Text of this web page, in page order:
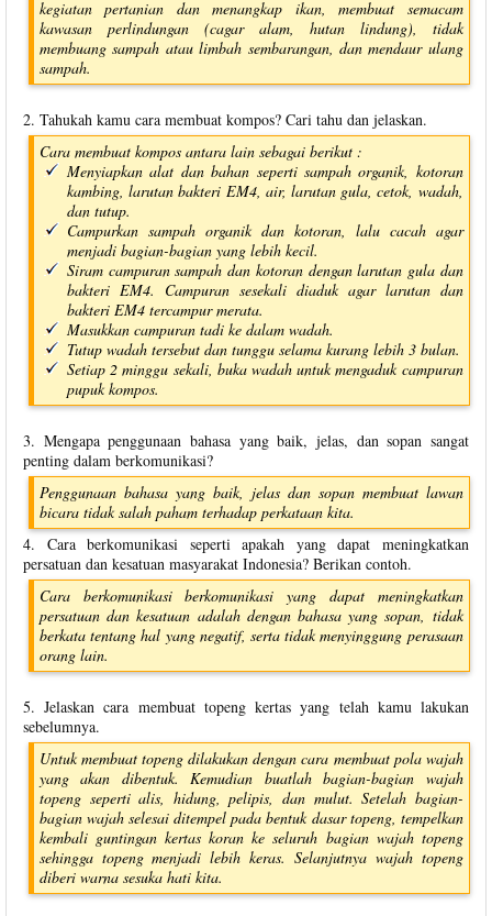
kegiatan pertanian dan menangkap ikan, membuat semacam
kawasan perlindungan (cagar alam, hutan lindung), tidak
membuang sampah atau limbah sembarangan, dan mendaur ulang
sampah.
2. Tahukah kamu cara membuat kompos? Cari tahu dan jelaskan.
Cara membuat kompos antara lain sebagai berikut :
Menyiapkan alat dan bahan seperti sampah organik, kotoran
kambing, larutan bakteri EM4, air, larutan gula, cetok, wadah,
dan tutup.
Campurkan sampah organik dan kotoran, lalu cacah agar
menjadi bagian-bagian yang lebih kecil.
Siram campuran sampah dan kotoran dengan larutan gula dan
bakteri EM4. Campuran sesekali diaduk agar larutan dan
bakteri EM4 tercampur merata.
Masukkan campuran tadi ke dalam wadah.
Tutup wadah tersebut dan tunggu selama kurang lebih 3 bulan.
Setiap 2 minggu sekali, buka wadah untuk mengaduk campuran
pupuk kompos.
3. Mengapa penggunaan bahasa yang baik, jelas, dan sopan sangat
penting dalam berkomunikasi?
Penggunaan bahasa yang baik, jelas dan sopan membuat lawan
bicara tidak salah paham terhadap perkataan kita.
4. Cara berkomunikasi seperti apakah yang dapat meningkatkan
persatuan dan kesatuan masyarakat Indonesia? Berikan contoh.
Cara berkomunikasi berkomunikasi yang dapat meningkatkan
persatuan dan kesatuan adalah dengan bahasa yang sopan, tidak
berkata tentang hal yang negatif, serta tidak menyinggung perasaan
orang lain.
5. Jelaskan cara membuat topeng kertas yang telah kamu lakukan
sebelumnya.
Untuk membuat topeng dilakukan dengan cara membuat pola wajah
yang akan dibentuk. Kemudian buatlah bagian-bagian wajah
topeng seperti alis, hidung, pelipis, dan mulut. Setelah bagian-
bagian wajah selesai ditempel pada bentuk dasar topeng, tempelkan
kembali guntingan kertas koran ke seluruh bagian wajah topeng
sehingga topeng menjadi lebih keras. Selanjutnya wajah topeng
diberi warna sesuka hati kita.